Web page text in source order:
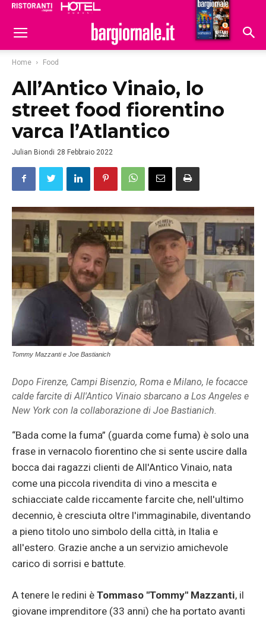
Hoteldomani
Home Food
All’Antico Vinaio, lo
street food fiorentino
varca l’Atlantico
Julian Biondi 28 Febbraio 2022
Tommy Mazzanti e Joe Bastianich
Dopo Firenze, Campi Bisenzio, Roma e Milano, le focacce
calde farcite di All'Antico Vinaio sbarcano a Los Angeles e
New York con la collaborazione di Joe Bastianich.
“Bada come la fuma” (guarda come fuma) è solo una
frase in vernacolo fiorentino che si sente uscire dalla
bocca dai ragazzi clienti de All'Antico Vinaio, nata
come una piccola rivendita di vino a mescita e
schiacciate calde riccamente farcite che, nell'ultimo
decennio, è cresciuta oltre l'immaginabile, diventando
a pieno titolo uno simbolo della città, in Italia e
all'estero. Grazie anche a un servizio amichevole
carico di sorrisi e battute.
A tenere le redini è Tommaso "Tommy" Mazzanti, il
giovane imprenditore (33 anni) che ha portato avanti